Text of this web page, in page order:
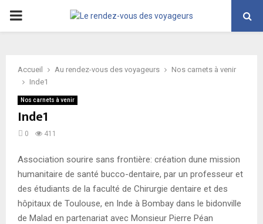
PRIMARY
Accueil Au rendez-vous des voyageurs
Nos carnets à venir
Inde1
Nos carnets à venir
Inde1
0 411
Association sourire sans frontière: création dune mission
humanitaire de santé bucco-dentaire, par un professeur et
des étudiants de la faculté de Chirurgie dentaire et des
hôpitaux de Toulouse, en Inde à Bombay dans le bidonville
de Malad en partenariat avec Monsieur Pierre Péan